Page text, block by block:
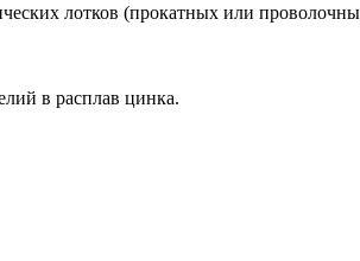
лотков (прокатных или
в расплав цинка.